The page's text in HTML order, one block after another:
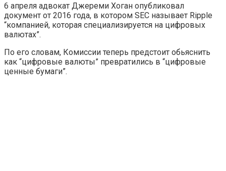
6 апреля адвокат Джереми Хоган опубликовал
документ от 2016 года, в котором SEC называет Ripple
“компанией, которая специализируется на цифровых
валютах”.
По его словам, Комиссии теперь предстоит обьяснить
как “цифровые валюты” превратились в “цифровые
ценные бумаги”.